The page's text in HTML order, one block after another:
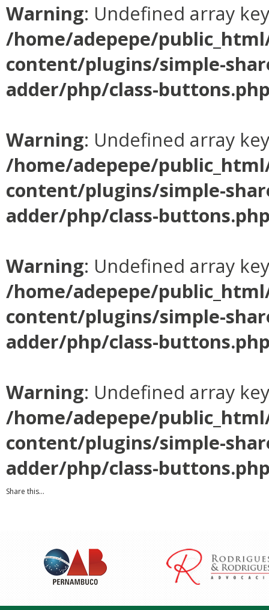
Warning: Undefined array
/home/adepepe/
content/plugins/simple-
adder/php/class-
Warning: Undefined array
/home/adepepe/
content/plugins/simple-
adder/php/class-
Warning: Undefined array
/home/adepepe/
content/plugins/simple-
adder/php/class-
Warning: Undefined array
/home/adepepe/
content/plugins/simple-
adder/php/class-
Share this...